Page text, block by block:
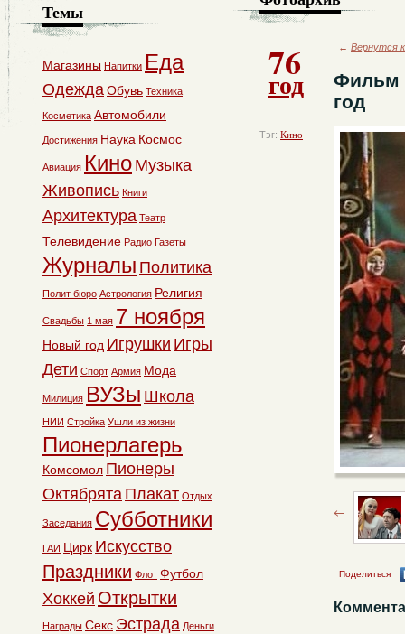
76
год
Тэг: Кино
← Вернутся
Фильм
год
Поделиться
Темы
Магазины Напитки Еда
ОдеждаОбувь Техника
Косметика Автомобили
Достижения Наука Космос
Авиация Кино Музыка
Живопись Книги
Архитектура Театр
Телевидение Радио Газеты
Журналы Политика
Полит бюро Астрология Религия
Свадьбы 1 мая 7 ноября
Новый год Игрушки Игры
Дети Спорт Армия Мода
Милиция ВУЗы Школа
НИИ Стройка Ушли из жизни
Пионерлагерь
Комсомол Пионеры
Октябрята Плакат Отдых
Заседания Субботники
ГАИ Цирк Искусство
Праздники Флот Футбол
Хоккей Открытки
Награды Секс Эстрада Деньги